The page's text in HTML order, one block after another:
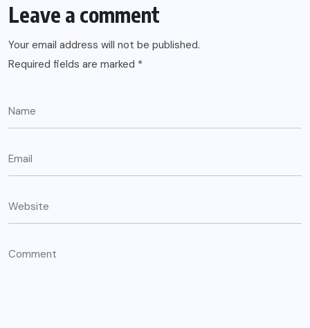
Leave a comment
Your email address will not be published.
Required fields are marked *